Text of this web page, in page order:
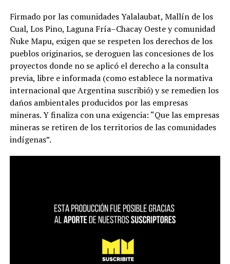
Firmado por las comunidades Yalalaubat, Mallín de los
Cual, Los Pino, Laguna Fría–Chacay Oeste y comunidad
Ñuke Mapu, exigen que se respeten los derechos de los
pueblos originarios, se deroguen las concesiones de los
proyectos donde no se aplicó el derecho a la consulta
previa, libre e informada (como establece la normativa
internacional que Argentina suscribió) y se remedien los
daños ambientales producidos por las empresas
mineras. Y finaliza con una exigencia: “Que las empresas
mineras se retiren de los territorios de las comunidades
indígenas”.